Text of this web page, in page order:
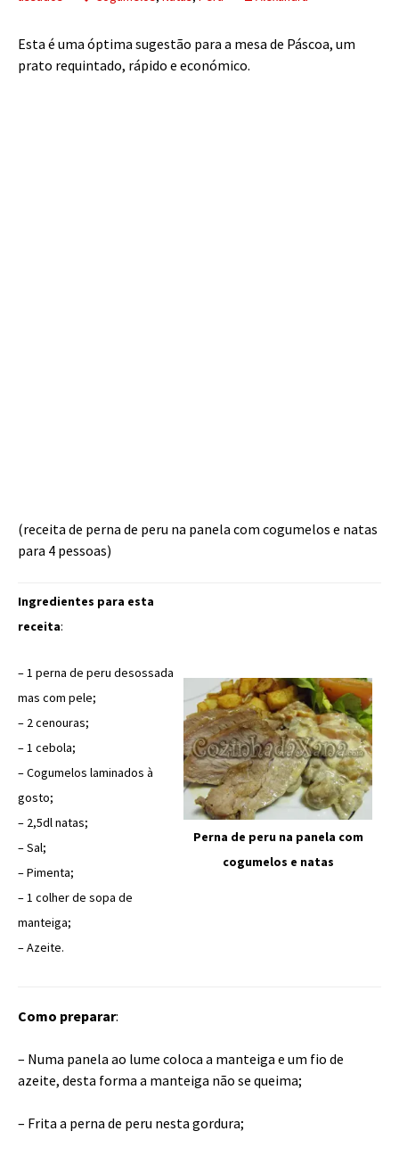
Esta é uma óptima sugestão para a mesa de Páscoa, um
prato requintado, rápido e económico.
(receita de perna de peru na panela com cogumelos e natas
para 4 pessoas)
Ingredientes para esta
receita:
– 1 perna de peru desossada
mas com pele;
– 2 cenouras;
– 1 cebola;
– Cogumelos laminados à
gosto;
– 2,5dl natas;
– Sal;
– Pimenta;
– 1 colher de sopa de
manteiga;
– Azeite.
Perna de peru na panela com
cogumelos e natas
Como preparar:
– Numa panela ao lume coloca a manteiga e um fio de
azeite, desta forma a manteiga não se queima;
– Frita a perna de peru nesta gordura;